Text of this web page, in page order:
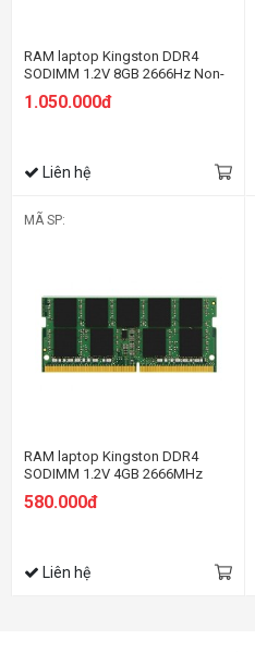
RAM laptop Kingston DDR4
SODIMM 1.2V 8GB 2666Hz Non-
1.050.000đ
Liên hệ
MÃ SP:
RAM laptop Kingston DDR4
SODIMM 1.2V 4GB 2666MHz
Non-ECC CL19 SODIMM 1Rx16
580.000đ
Liên hệ